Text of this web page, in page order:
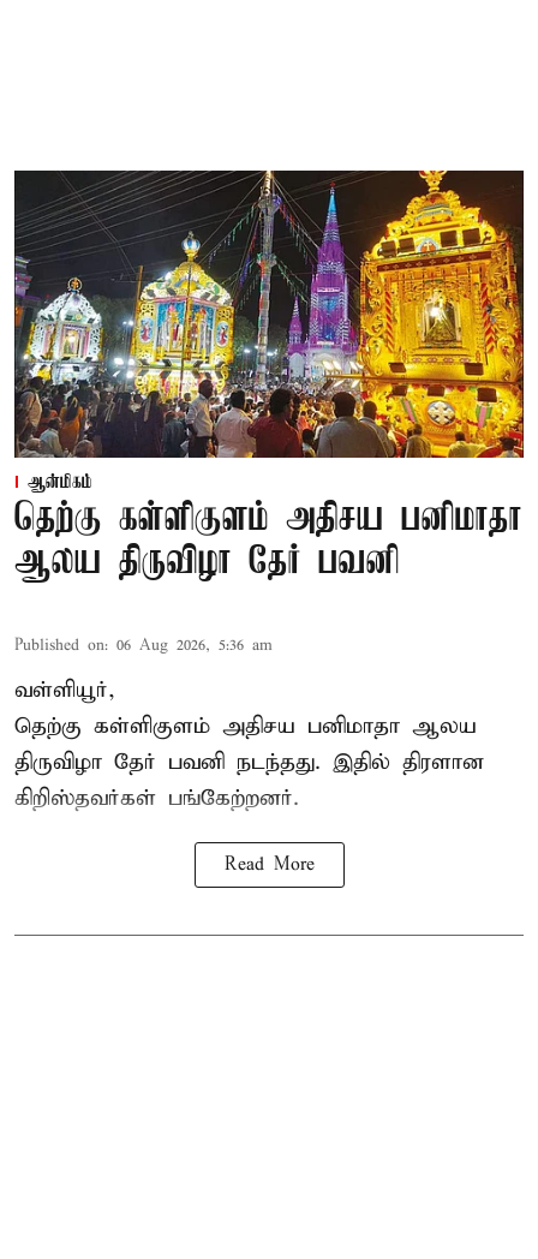
ஆன்மிகம்
தெற்கு கள்ளிகுளம் அதிசய பனிமாதா
ஆலய திருவிழா தேர் பவனி
Published on: 06 Aug 2026, 5:36 am
வள்ளியூர்,
தெற்கு கள்ளிகுளம் அதிசய பனிமாதா ஆலய
திருவிழா தேர் பவனி நடந்தது. இதில் திரளான
கிறிஸ்தவர்கள் பங்கேற்றனர்.
Read More